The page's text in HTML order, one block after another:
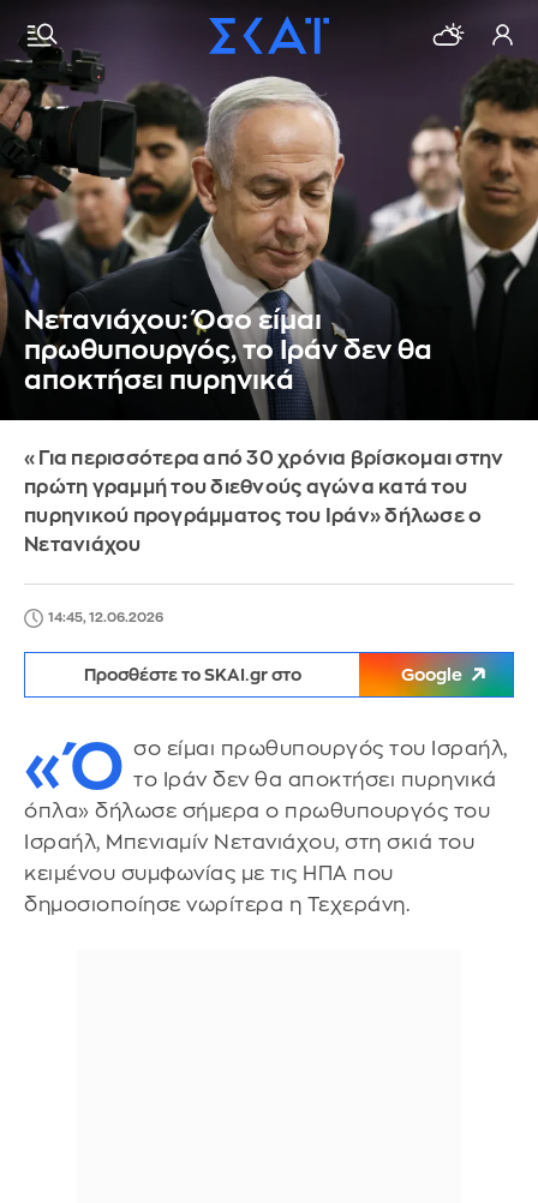
Νετανιάχου: Όσο είμαι
πρωθυπουργός, το Ιράν δεν θα
αποκτήσει πυρηνικά
«Για περισσότερα από 30 χρόνια βρίσκομαι στην
πρώτη γραμμή του διεθνούς αγώνα κατά του
πυρηνικού προγράμματος του Ιράν» δήλωσε ο
Νετανιάχου
14:45, 12.06.2026
Προσθέστε το SKAI.gr στο Google
«Ό σο είμαι πρωθυπουργός του Ισραήλ,
το Ιράν δεν θα αποκτήσει πυρηνικά
όπλα» δήλωσε σήμερα ο πρωθυπουργός του
Ισραήλ, Μπενιαμίν Νετανιάχου, στη σκιά του
κειμένου συμφωνίας με τις ΗΠΑ που
δημοσιοποίησε νωρίτερα η Τεχεράνη.